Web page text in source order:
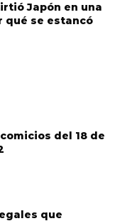
Japón en una
qué se estancó
del 18 de
que